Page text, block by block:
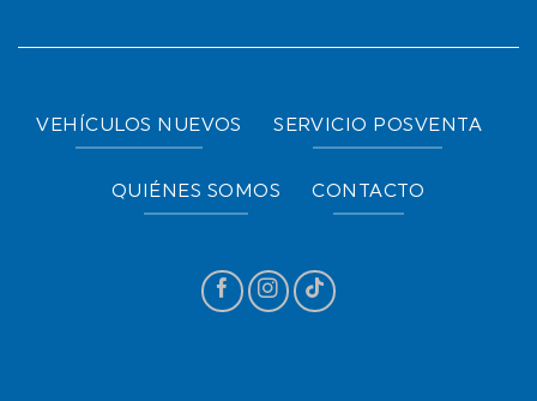
VEHÍCULOS NUEVOS SERVICIO POSVENTA
QUIÉNES SOMOS CONTACTO